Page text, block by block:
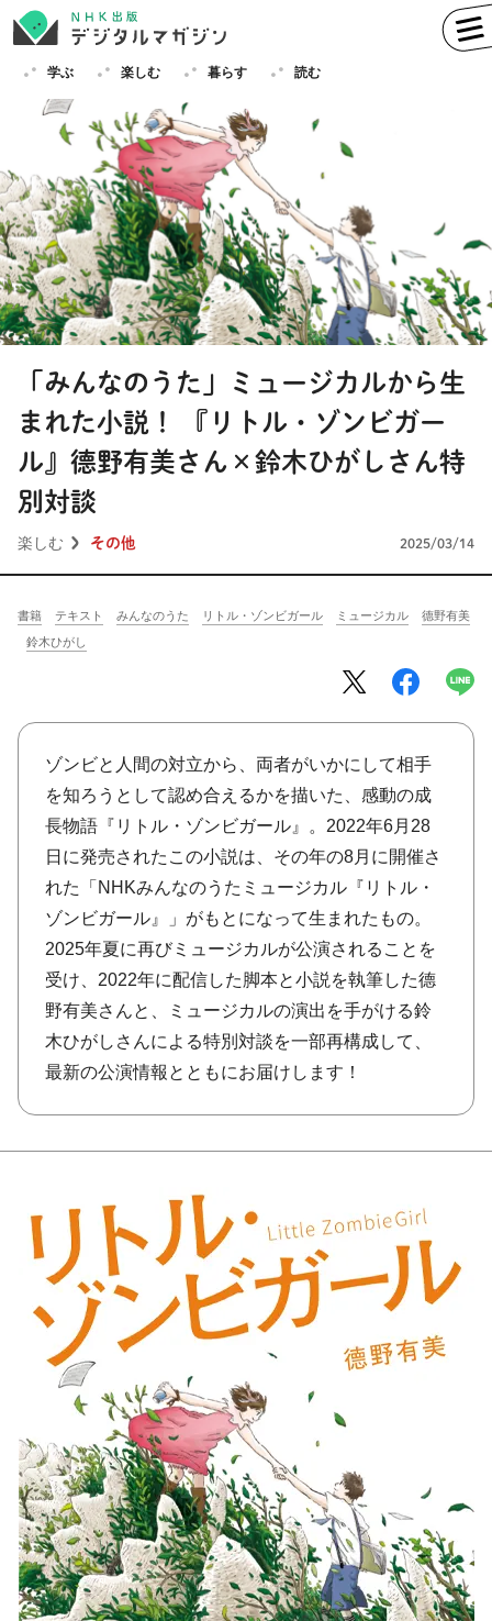
学ぶ 楽しむ 暮らす 読む
学ぶ 英語 フランス語
ドイツ語 イタリア語
スペイン語 ロシア語
その他
楽しむ 趣味 俳句 短歌 囲碁
暮らす ハンドメイド
100分de名著
きょうのレシピ
ABOUT
keyword
「みんなのうた」ミュージカルから生
まれた小説！ 『リトル・ゾンビガー
ル』德野有美さん×鈴木ひがしさん特
別対談
楽しむ その他 2025/03/14
書籍 テキスト みんなのうた リトル・ゾンビガール ミュージカル
德野有美
鈴木ひがし
ゾンビと人間の対立から、両者がいかにして相手
を知ろうとして認め合えるかを描いた、感動の成
長物語『リトル・ゾンビガール』。2022年6月28
日に発売されたこの小説は、その年の8月に開催さ
れた「NHKみんなのうたミュージカル『リトル・
ゾンビガール』」がもとになって生まれたもの。
2025年夏に再びミュージカルが公演されることを
受け、2022年に配信した脚本と小説を執筆した德
野有美さんと、ミュージカルの演出を手がける鈴
木ひがしさんによる特別対談を一部再構成して、
最新の公演情報とともにお届けします！